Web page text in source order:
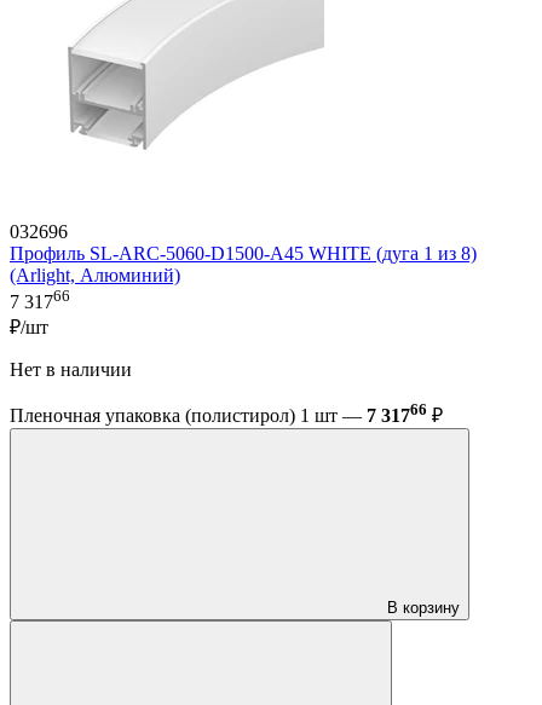
032696
Профиль SL-ARC-5060-D1500-A45 WHITE (дуга 1 из 8)
(Arlight, Алюминий)
7 31766
₽/шт
Нет в наличии
Пленочная упаковка (полистирол) 1 шт — 7 31766 ₽
В корзину